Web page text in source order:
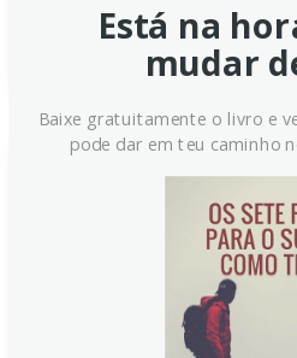
Continue lendo
PMI de
agosto: 49,7
O PMI de manufatura do
Bank, mostrou queda em
sinalizando leve contração da
Está na
mudar
Baixe gratuitamente o livro e
pode dar em teu caminho